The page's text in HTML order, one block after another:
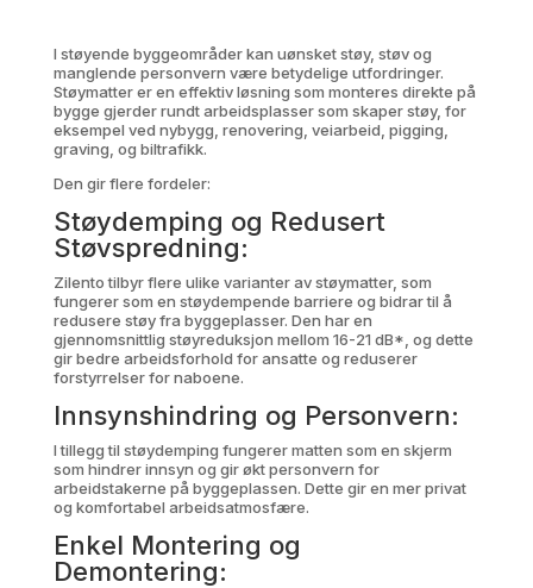
I støyende byggeområder kan uønsket støy, støv og
manglende personvern være betydelige utfordringer.
Støymatter er en effektiv løsning som monteres direkte på
bygge gjerder rundt arbeidsplasser som skaper støy, for
eksempel ved nybygg, renovering, veiarbeid, pigging,
graving, og biltrafikk.
Den gir flere fordeler:
Støydemping og Redusert
Støvspredning:
Zilento tilbyr flere ulike varianter av støymatter, som
fungerer som en støydempende barriere og bidrar til å
redusere støy fra byggeplasser. Den har en
gjennomsnittlig støyreduksjon mellom 16-21 dB*, og dette
gir bedre arbeidsforhold for ansatte og reduserer
forstyrrelser for naboene.
Innsynshindring og Personvern:
I tillegg til støydemping fungerer matten som en skjerm
som hindrer innsyn og gir økt personvern for
arbeidstakerne på byggeplassen. Dette gir en mer privat
og komfortabel arbeidsatmosfære.
Enkel Montering og
Demontering: